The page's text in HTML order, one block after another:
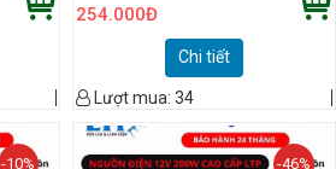
254.000Đ
Chi tiết
Lượt mua: 34
-10% -46%